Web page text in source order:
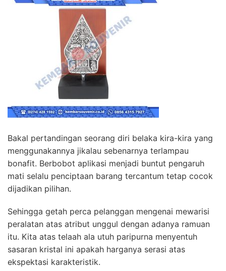
Bakal pertandingan seorang diri belaka kira-kira yang
menggunakannya jikalau sebenarnya terlampau
bonafit. Berbobot aplikasi menjadi buntut pengaruh
mati selalu penciptaan barang tercantum tetap cocok
dijadikan pilihan.
Sehingga getah perca pelanggan mengenai mewarisi
peralatan atas atribut unggul dengan adanya ramuan
itu. Kita atas telaah ala utuh paripurna menyentuh
sasaran kristal ini apakah harganya serasi atas
ekspektasi karakteristik.